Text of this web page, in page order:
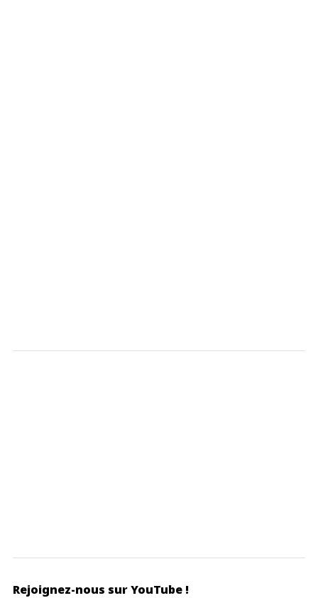
Rejoignez-nous sur YouTube !